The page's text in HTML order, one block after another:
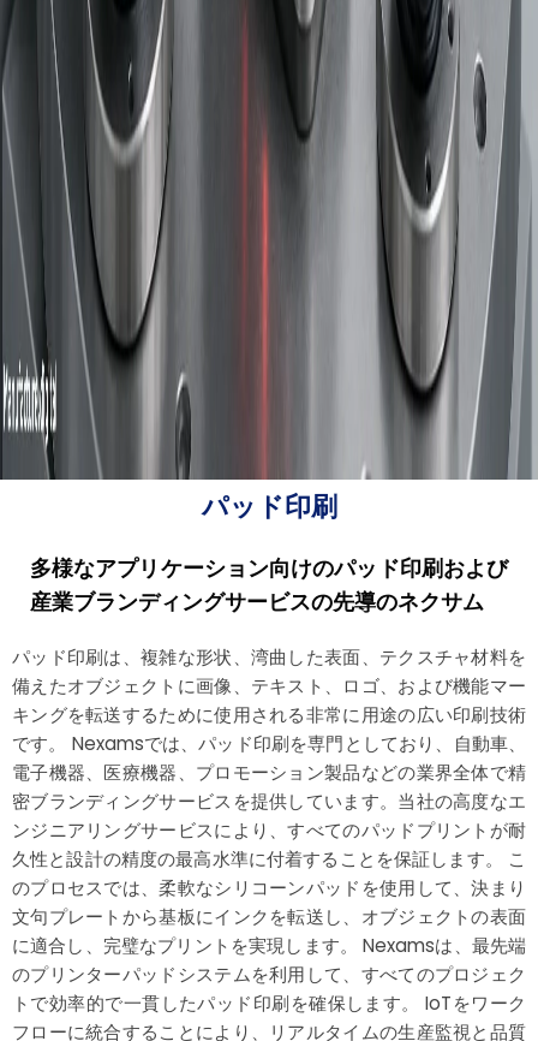
パッド印刷
多様なアプリケーション向けのパッド印刷および
産業ブランディングサービスの先導のネクサム
パッド印刷は、複雑な形状、湾曲した表面、テクスチャ材料を
備えたオブジェクトに画像、テキスト、ロゴ、および機能マー
キングを転送するために使用される非常に用途の広い印刷技術
です。 Nexamsでは、パッド印刷を専門としており、自動車、
電子機器、医療機器、プロモーション製品などの業界全体で精
密ブランディングサービスを提供しています。当社の高度なエ
ンジニアリングサービスにより、すべてのパッドプリントが耐
久性と設計の精度の最高水準に付着することを保証します。 こ
のプロセスでは、柔軟なシリコーンパッドを使用して、決まり
文句プレートから基板にインクを転送し、オブジェクトの表面
に適合し、完璧なプリントを実現します。 Nexamsは、最先端
のプリンターパッドシステムを利用して、すべてのプロジェク
トで効率的で一貫したパッド印刷を確保します。 IoTをワーク
フローに統合することにより、リアルタイムの生産監視と品質